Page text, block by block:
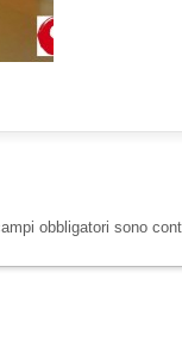
obbligatori sono